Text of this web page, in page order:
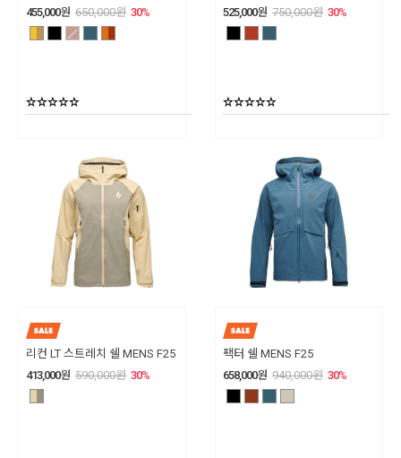
455,000원 650,000원 30%
525,000원 750,000원 30%
리컨 LT 스트레치 쉘 MENS F25
413,000원 590,000원 30%
팩터 쉘 MENS F25
658,000원 940,000원 30%